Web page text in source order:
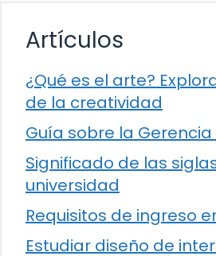
Artículos
¿Qué es el arte?
de la creatividad
Guía sobre la
Significado de las
universidad
Requisitos de ingreso
Estudiar diseño de